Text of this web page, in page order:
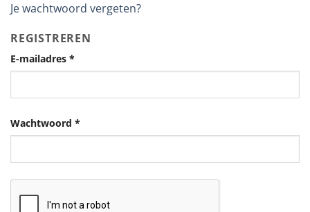
Je wachtwoord vergeten?
REGISTREREN
E-mailadres *
Wachtwoord *